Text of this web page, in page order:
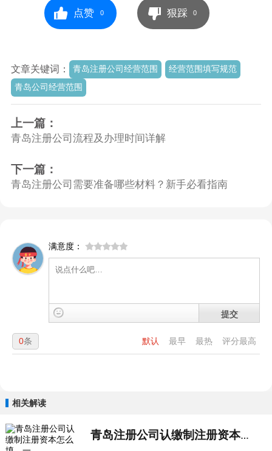
点赞 0 狠踩 0
文章关键词： 青岛注册公司经营范围
经营范围填写规范
青岛公司经营范围
上一篇：
青岛注册公司流程及办理时间详解
下一篇：
青岛注册公司需要准备哪些材料？新手必看指南
满意度：
提交
默认 最早 最热 评分最高
0条
相关解读
青岛注册公司认缴制注册资本怎么填，一...